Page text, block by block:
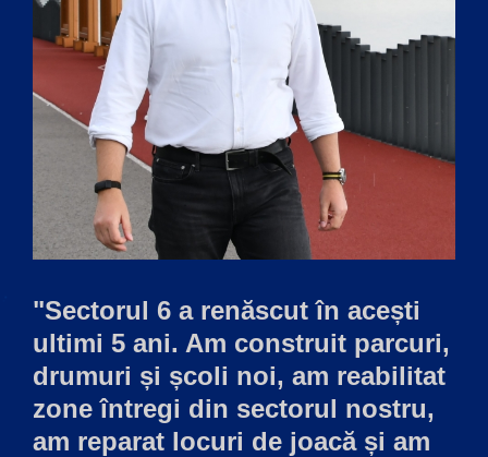
"Sectorul 6 a renăscut în acești
ultimi 5 ani. Am construit parcuri,
drumuri și școli noi, am reabilitat
zone întregi din sectorul nostru,
am reparat locuri de joacă și am